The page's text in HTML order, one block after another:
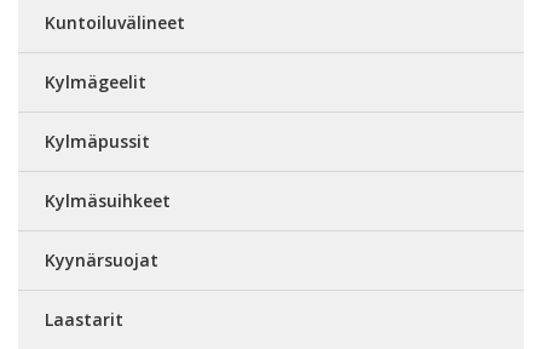
Kuntoiluvälineet
Kylmägeelit
Kylmäpussit
Kylmäsuihkeet
Kyynärsuojat
Laastarit